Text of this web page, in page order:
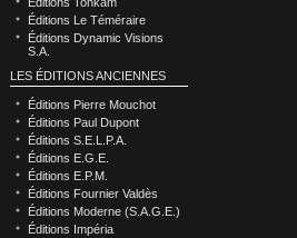
Éditions Le Téméraire
Éditions Dynamic Visions
S.A.
LES ÉDITIONS ANCIENNES
Éditions Pierre Mouchot
Éditions Paul Dupont
Éditions S.E.L.P.A.
Éditions E.G.E.
Éditions E.P.M.
Éditions Fournier Valdès
Éditions Moderne (S.A.G.E.)
Éditions Impéria